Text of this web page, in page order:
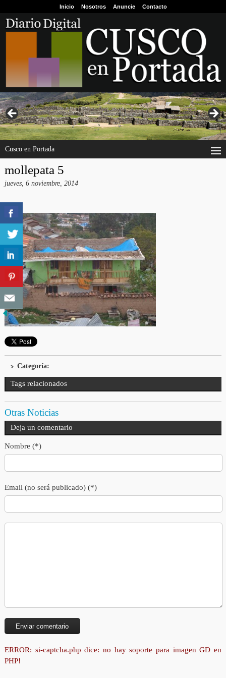
Inicio Nosotros Anuncie Contacto
Cusco en Portada
mollepata 5
jueves, 6 noviembre, 2014
Categoría:
Tags relacionados
Otras Noticias
Deja un comentario
Nombre (*)
Email (no será publicado) (*)
ERROR: si-captcha.php dice: no hay soporte para imagen GD en
PHP!